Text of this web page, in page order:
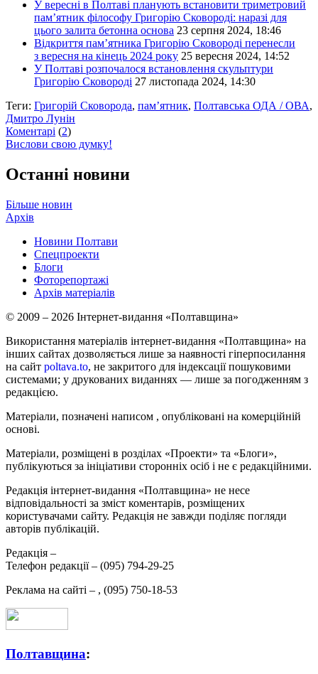
У вересні в Полтаві планують встановити триметровий
пам’ятник філософу Григорію Сковороді: наразі для
цього залита бетонна основа 23 серпня 2024, 18:46
Відкриття пам’ятника Григорію Сковороді перенесли
з вересня на кінець 2024 року 25 вересня 2024, 14:52
У Полтаві розпочалося встановлення скульптури
Григорію Сковороді 27 листопада 2024, 14:30
Теги: Григорій Сковорода, пам’ятник, Полтавська ОДА / ОВА,
Дмитро Лунін
Коментарі (2)
Вислови свою думку!
Останні новини
Більше новин
Архів
Новини Полтави
Спецпроекти
Блоги
Фоторепортажі
Архів матеріалів
© 2009 – 2026 Інтернет-видання «Полтавщина»
Використання матеріалів інтернет-видання «Полтавщина» на
інших сайтах дозволяється лише за наявності гіперпосилання
на сайт poltava.to, не закритого для індексації пошуковими
системами; у друкованих виданнях — лише за погодженням з
редакцією.
Матеріали, позначені написом , опубліковані на комерційній
основі.
Матеріали, розміщені в розділах «Проекти» та «Блоги»,
публікуються за ініціативи сторонніх осіб і не є редакційними.
Редакція інтернет-видання «Полтавщина» не несе
відповідальності за зміст коментарів, розміщених
користувачами сайту. Редакція не завжди поділяє погляди
авторів публікацій.
Редакція –
Телефон редакції – (095) 794-29-25
Реклама на сайті – , (095) 750-18-53
Полтавщина: